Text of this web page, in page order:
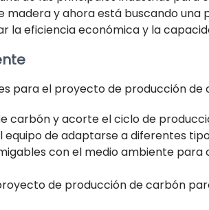
y ahora está buscando una
la eficiencia económica y la
para el proyecto de producción de
carbón y acorte el ciclo de
de adaptarse a diferentes
con el medio ambiente
de producción de carbón